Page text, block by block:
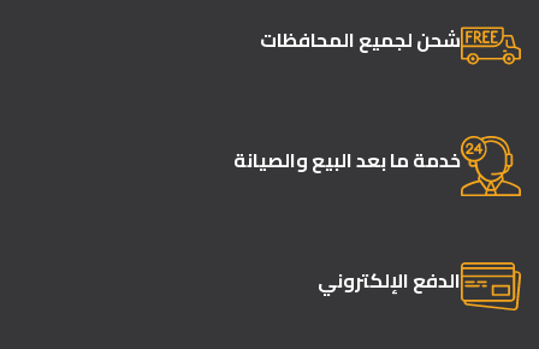
شحن لجميع المحافظات
خدمة ما بعد البيع والصيانة
الدفع الإلكتروني